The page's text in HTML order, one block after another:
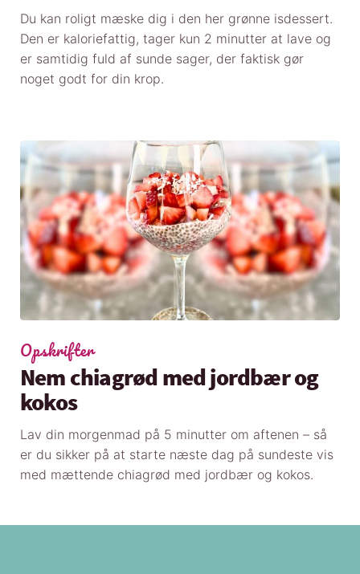
Du kan roligt mæske dig i den her grønne isdessert.
Den er kaloriefattig, tager kun 2 minutter at lave og
er samtidig fuld af sunde sager, der faktisk gør
noget godt for din krop.
Opskrifter
Nem chiagrød med jordbær og
kokos
Lav din morgenmad på 5 minutter om aftenen – så
er du sikker på at starte næste dag på sundeste vis
med mættende chiagrød med jordbær og kokos.